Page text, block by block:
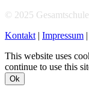
© 2025
Kontakt | Impressum |
This website uses
continue to use this
Ok